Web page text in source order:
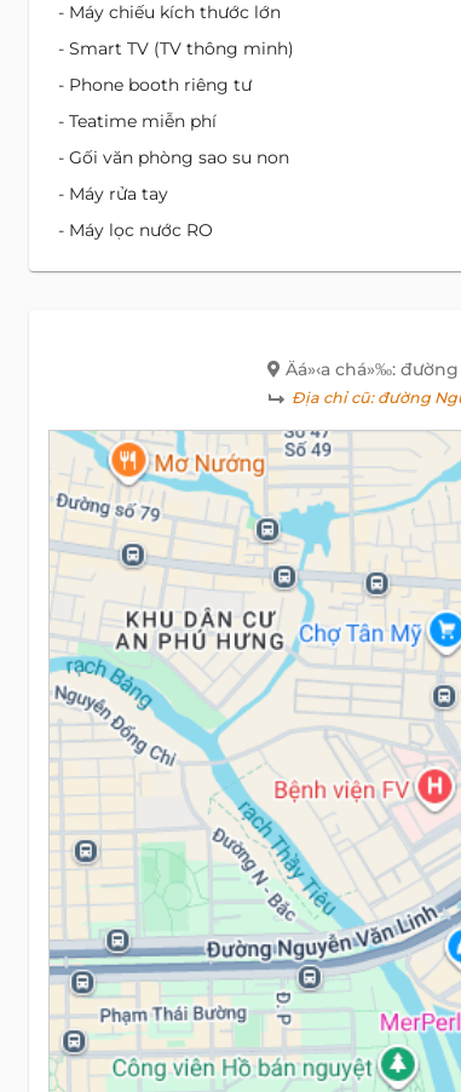
- Máy chiếu kích thước lớn
- Smart TV (TV thông minh)
- Phone booth riêng tư
- Teatime miễn phí
- Gối văn phòng sao su non
- Máy rửa tay
- Máy lọc nước RO
Äá»‹a chá»‰:
Địa chỉ cũ:đường